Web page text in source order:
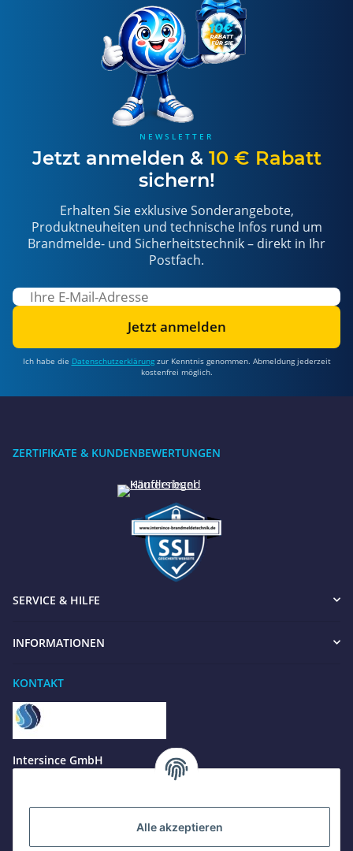
Wir sind gerne für Sie da
Jetzt anrufen
+49 8679 984969 - 0
werktags Mo–Fr 8:30–17:00 Uhr
WhatsApp
+49 162 5669885
NEWSLETTER
Jetzt anmelden & 10 € Rabatt
sichern!
Erhalten Sie exklusive Sonderangebote,
Produktneuheiten und technische Infos rund um
Brandmelde- und Sicherheitstechnik – direkt in Ihr
Postfach.
Jetzt anmelden
Ich habe die Datenschutzerklärungzur Kenntnis genommen. Abmeldung jederzeit
kostenfrei möglich.
ZERTIFIKATE & KUNDENBEWERTUNGEN
SERVICE & HILFE
INFORMATIONEN
KONTAKT
Intersince GmbH
84508 Burgkirchen a.d.Alz
Alle akzeptieren